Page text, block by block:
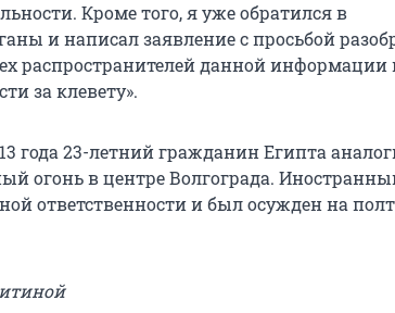
Кроме того, я уже обратился в
и написал заявление с просьбой
распространителей данной информации
за клевету».
года 23-летний гражданин Египта
огонь в центре Волгограда.
ответственности и был осужден на